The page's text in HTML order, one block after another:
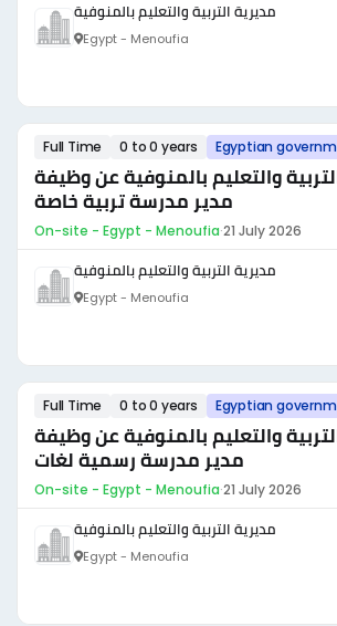
مديرية التربية والتعليم بالمنوفية
Egypt - Menoufia
Full Time 0 to 0 years Egyptian
والتعليم بالمنوفية عن وظيفة
مدير مدرسة تربية خاصة
On-site - Egypt - Menoufia·21 July 2026
مديرية التربية والتعليم بالمنوفية
Egypt - Menoufia
Full Time 0 to 0 years Egyptian
والتعليم بالمنوفية عن وظيفة
مدير مدرسة رسمية لغات
On-site - Egypt - Menoufia·21 July 2026
مديرية التربية والتعليم بالمنوفية
Egypt - Menoufia